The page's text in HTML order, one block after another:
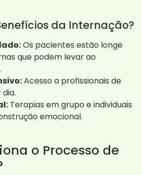
da Internação?
Os pacientes estão longe
que podem levar ao
Acesso a profissionais de
Terapias em grupo e individuais
emocional.
o Processo de